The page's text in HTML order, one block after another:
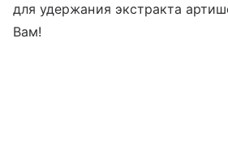
для удержания экстракта
Вам!